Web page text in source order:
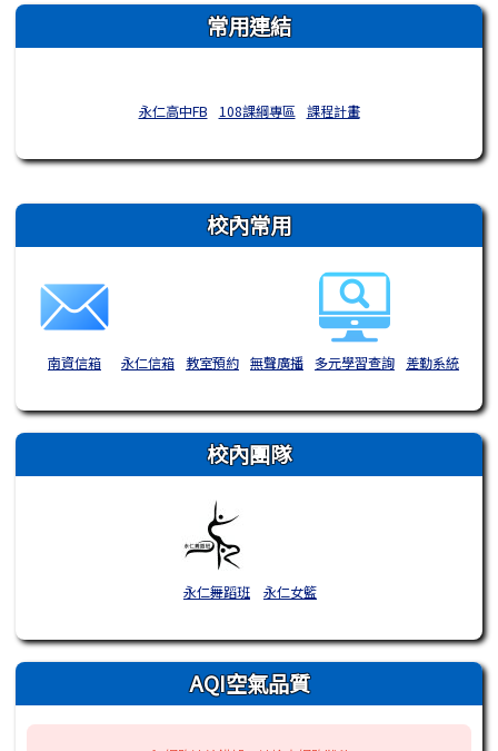
常用連結
永仁高中FB 108課綱專區 課程計畫
右邊區域內容 校內常用
南資信箱 永仁信箱 教室預約 無聲廣播 多元學習查詢 差勤系統
校內團隊
永仁舞蹈班 永仁女籃
AQI空氣品質